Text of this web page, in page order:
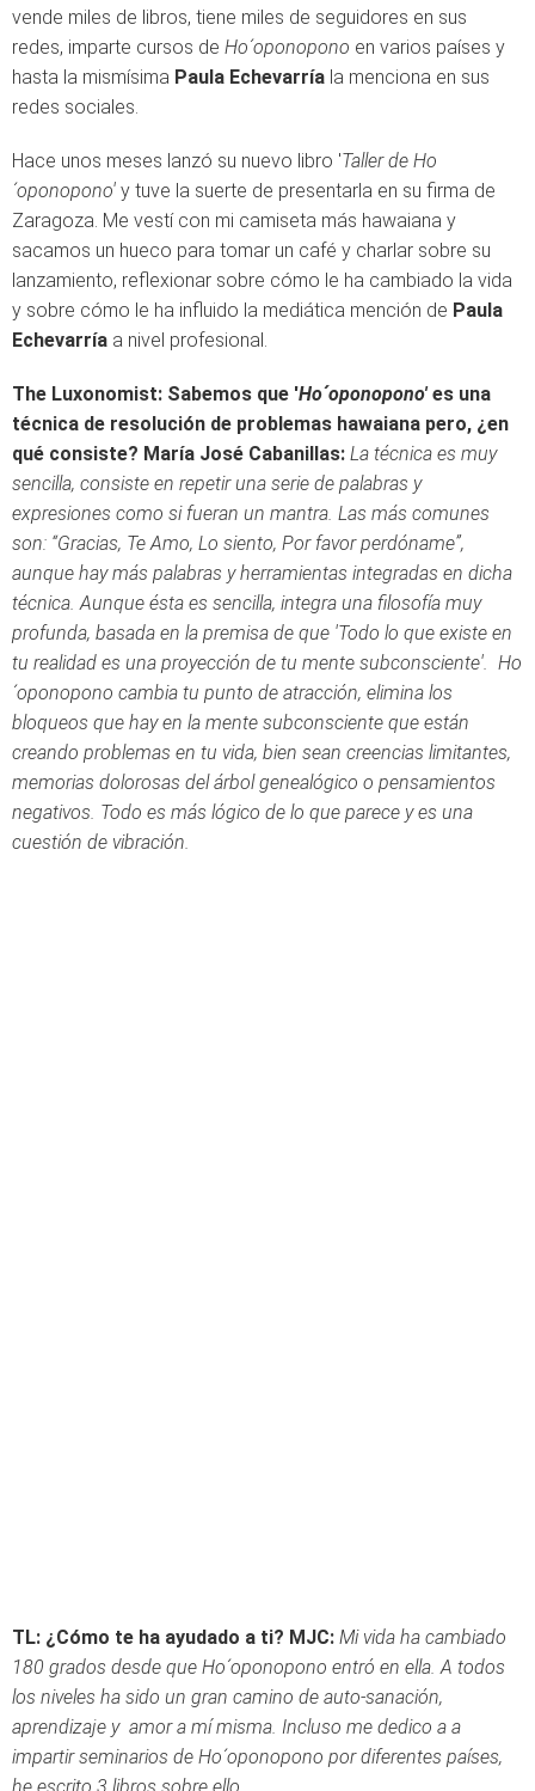
vende miles de libros, tiene miles de seguidores en sus
redes, imparte cursos de Ho´oponopono en varios países y
hasta la mismísima Paula Echevarría la menciona en sus
redes sociales.
Hace unos meses lanzó su nuevo libro 'Taller de Ho
´oponopono' y tuve la suerte de presentarla en su firma de
Zaragoza. Me vestí con mi camiseta más hawaiana y
sacamos un hueco para tomar un café y charlar sobre su
lanzamiento, reflexionar sobre cómo le ha cambiado la vida
y sobre cómo le ha influido la mediática mención de Paula
Echevarría a nivel profesional.
The Luxonomist: Sabemos que 'Ho´oponopono'es una
técnica de resolución de problemas hawaiana pero, ¿en
qué consiste? María José Cabanillas: La técnica es muy
sencilla, consiste en repetir una serie de palabras y
expresiones como si fueran un mantra. Las más comunes
son: “Gracias, Te Amo, Lo siento, Por favor perdóname”,
aunque hay más palabras y herramientas integradas en dicha
técnica. Aunque ésta es sencilla, integra una filosofía muy
profunda, basada en la premisa de que 'Todo lo que existe en
tu realidad es una proyección de tu mente subconsciente'. Ho
´oponopono cambia tu punto de atracción, elimina los
bloqueos que hay en la mente subconsciente que están
creando problemas en tu vida, bien sean creencias limitantes,
memorias dolorosas del árbol genealógico o pensamientos
negativos. Todo es más lógico de lo que parece y es una
cuestión de vibración.
TL: ¿Cómo te ha ayudado a ti? MJC: Mi vida ha cambiado
180 grados desde que Ho´oponopono entró en ella. A todos
los niveles ha sido un gran camino de auto-sanación,
aprendizaje y amor a mí misma. Incluso me dedico a a
impartir seminarios de Ho´oponopono por diferentes países,